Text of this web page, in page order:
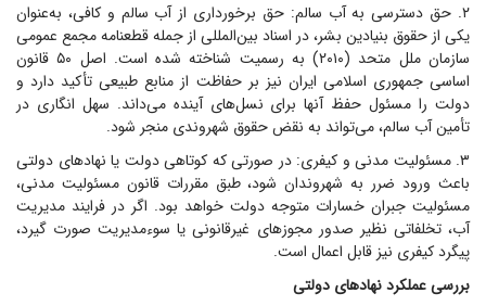
۲. حق دسترسی به آب سالم: حق برخورداری از آب سالم و کافی، به‌عنوان
یکی از حقوق بنیادین بشر، در اسناد بین‌المللی از جمله قطعنامه مجمع عمومی
سازمان ملل متحد (۲۰۱۰) به رسمیت شناخته شده است. اصل ۵۰ قانون
اساسی جمهوری اسلامی ایران نیز بر حفاظت از منابع طبیعی تأکید دارد و
دولت را مسئول حفظ آنها برای نسل‌های آینده می‌داند. سهل انگاری در
تأمین آب سالم، می‌تواند به نقض حقوق شهروندی منجر شود.
۳. مسئولیت مدنی و کیفری: در صورتی که کوتاهی دولت یا نهاد‌های دولتی
باعث ورود ضرر به شهروندان شود، طبق مقررات قانون مسئولیت مدنی،
مسئولیت جبران خسارات متوجه دولت خواهد بود. اگر در فرایند مدیریت
آب، تخلفاتی نظیر صدور مجوز‌های غیرقانونی یا سوءمدیریت صورت گیرد،
پیگرد کیفری نیز قابل اعمال است.
بررسی عملکرد نهاد‌های دولتی